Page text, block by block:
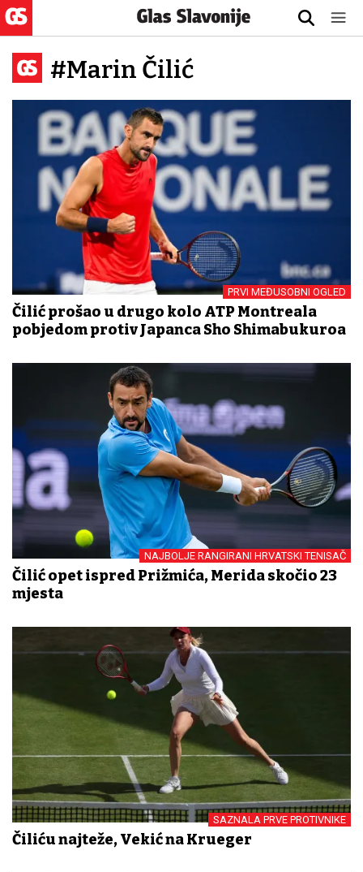
#Marin Čilić
PRVI MEĐUSOBNI OGLED
Čilić prošao u drugo kolo ATP Montreala
pobjedom protiv Japanca Sho Shimabukuroa
NAJBOLJE RANGIRANI HRVATSKI TENISAČ
Čilić opet ispred Prižmića, Merida skočio 23
mjesta
SAZNALA PRVE PROTIVNIKE
Čiliću najteže, Vekić na Krueger